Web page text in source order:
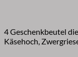
4 Geschenkbeutel
Käsehoch,